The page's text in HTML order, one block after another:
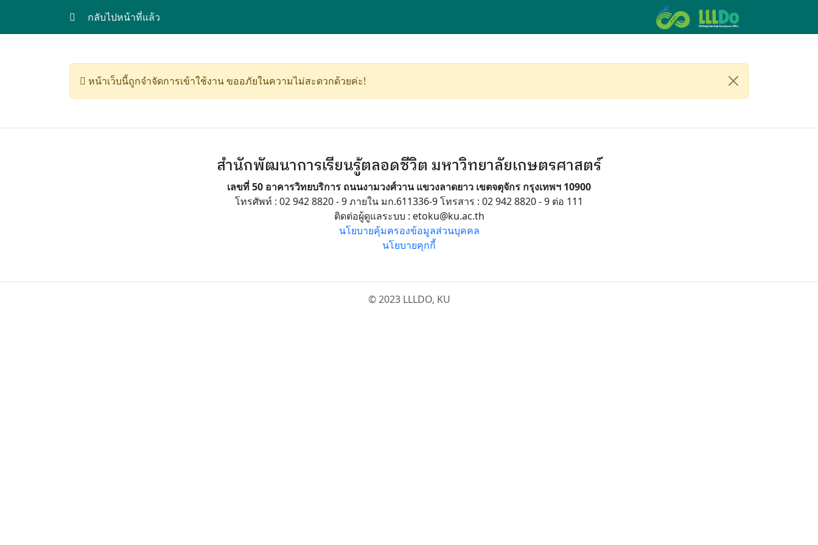
กลับไปหน้าที่แล้ว
หน้าเว็บนี้ถูกจำจัดการเข้าใช้งาน ขออภัยในความไม่สะดวกด้วยค่ะ!
สำนักพัฒนาการเรียนรู้ตลอดชีวิต มหาวิทยาลัยเกษตรศาสตร์
เลขที่ 50 อาคารวิทยบริการ ถนนงามวงศ์วาน แขวงลาดยาว เขตจตุจักร กรุงเทพฯ 10900
โทรศัพท์ : 02 942 8820 - 9 ภายใน มก.611336-9 โทรสาร : 02 942 8820 - 9 ต่อ 111
ติดต่อผู้ดูแลระบบ : etoku@ku.ac.th
นโยบายคุ้มครองข้อมูลส่วนบุคคล
นโยบายคุกกี้
© 2023 LLLDO, KU